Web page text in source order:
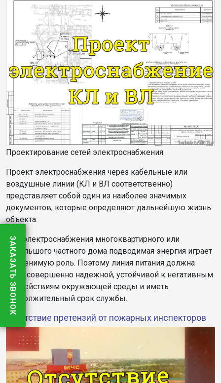
Проектирование сетей электроснабжения
Проект электроснабжения через кабельные или
воздушные линии (КЛ и ВЛ соответственно)
представляет собой один из наиболее значимых
документов, которые определяют дальнейшую жизнь
объекта.
Для электроснабжения многоквартирного или
небольшого частного дома подводимая энергия играет
неоценимую роль. Поэтому линия питания должна
быть совершенно надежной, устойчивой к негативным
воздействиям окружающей среды и иметь
продолжительный срок службы.
Отсутствие претензий от пожарных инспекторов
ЗАКАЗАТЬ ЗВОНОК